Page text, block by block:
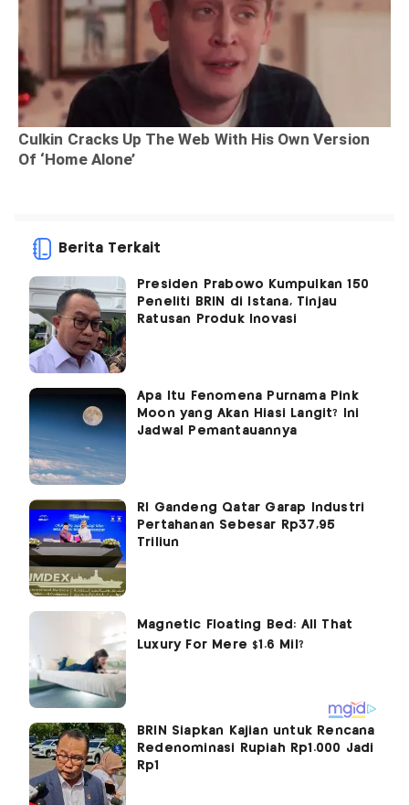
Berita Terkait
Presiden Prabowo Kumpulkan 150
Peneliti BRIN di Istana, Tinjau
Ratusan Produk Inovasi
Apa Itu Fenomena Purnama Pink
Moon yang Akan Hiasi Langit? Ini
Jadwal Pemantauannya
RI Gandeng Qatar Garap Industri
Pertahanan Sebesar Rp37,95
Triliun
BRIN Siapkan Kajian untuk Rencana
Redenominasi Rupiah Rp1.000 Jadi
Rp1